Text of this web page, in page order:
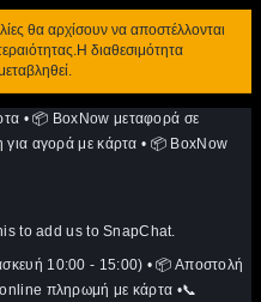
θα αρχίσουν να αποστέλλονται
διαθεσιμότητα
• 📦 BoxNow μεταφορά σε
αγορά με κάρτα • 📦 BoxNow
to add us to SnapChat.
10:00 - 15:00) • 📦 Αποστολή
πληρωμή με κάρτα •📞